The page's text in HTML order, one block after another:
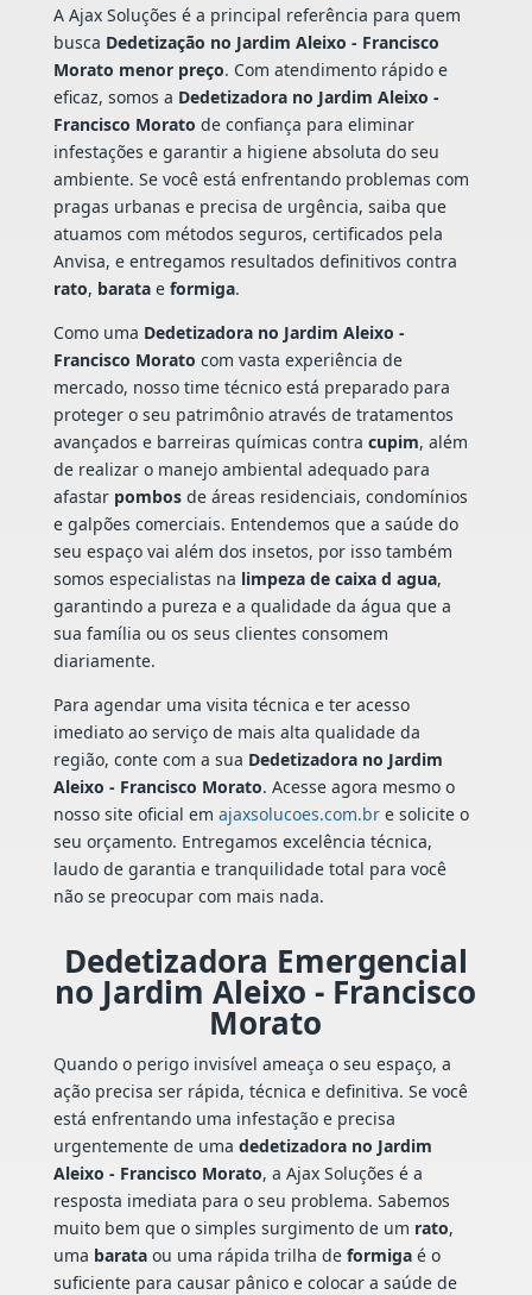
A Ajax Soluções é a principal referência para quem
busca Dedetização no Jardim Aleixo - Francisco
Morato menor preço. Com atendimento rápido e
eficaz, somos a Dedetizadora no Jardim Aleixo -
Francisco Morato de confiança para eliminar
infestações e garantir a higiene absoluta do seu
ambiente. Se você está enfrentando problemas com
pragas urbanas e precisa de urgência, saiba que
atuamos com métodos seguros, certificados pela
Anvisa, e entregamos resultados definitivos contra
rato, baratae formiga.
Como uma Dedetizadora no Jardim Aleixo -
Francisco Morato com vasta experiência de
mercado, nosso time técnico está preparado para
proteger o seu patrimônio através de tratamentos
avançados e barreiras químicas contra cupim, além
de realizar o manejo ambiental adequado para
afastar pombosde áreas residenciais, condomínios
e galpões comerciais. Entendemos que a saúde do
seu espaço vai além dos insetos, por isso também
somos especialistas na limpeza de caixa d agua,
garantindo a pureza e a qualidade da água que a
sua família ou os seus clientes consomem
diariamente.
Para agendar uma visita técnica e ter acesso
imediato ao serviço de mais alta qualidade da
região, conte com a sua Dedetizadora no Jardim
Aleixo - Francisco Morato. Acesse agora mesmo o
nosso site oficial em ajaxsolucoes.com.bre solicite o
seu orçamento. Entregamos excelência técnica,
laudo de garantia e tranquilidade total para você
não se preocupar com mais nada.
Dedetizadora Emergencial
no Jardim Aleixo - Francisco
Morato
Quando o perigo invisível ameaça o seu espaço, a
ação precisa ser rápida, técnica e definitiva. Se você
está enfrentando uma infestação e precisa
urgentemente de uma dedetizadora no Jardim
Aleixo - Francisco Morato, a Ajax Soluções é a
resposta imediata para o seu problema. Sabemos
muito bem que o simples surgimento de um rato,
uma barataou uma rápida trilha de formigaé o
suficiente para causar pânico e colocar a saúde de